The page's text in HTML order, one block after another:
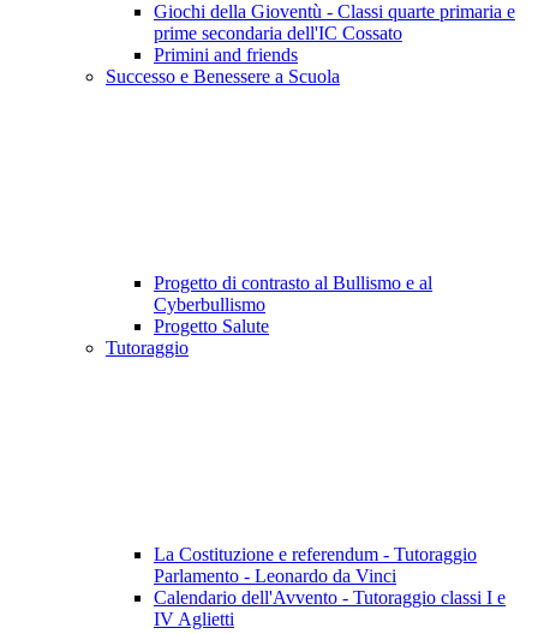
Giochi della Gioventù - Classi quarte primaria e
prime secondaria dell'IC Cossato
Primini and friends
Successo e Benessere a Scuola
Progetto di contrasto al Bullismo e al
Cyberbullismo
Progetto Salute
Tutoraggio
La Costituzione e referendum - Tutoraggio
Parlamento - Leonardo da Vinci
Calendario dell'Avvento - Tutoraggio classi I e
IV Aglietti